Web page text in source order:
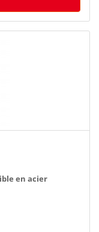
en acier